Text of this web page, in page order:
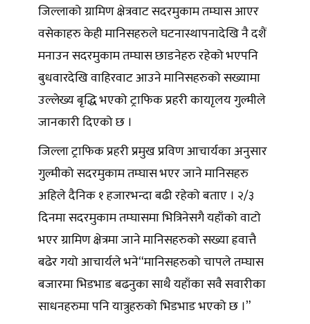
जिल्लाको ग्रामिण क्षेत्रवाट सदरमुकाम तम्घास आएर
वसेकाहरु केही मानिसहरुले घटनास्थापनादेखि नै दशैं
मनाउन सदरमुकाम तम्घास छाडनेहरु रहेको भएपनि
बुधवारदेखि वाहिरवाट आउने मानिसहरुको सख्यामा
उल्लेख्य बृद्धि भएको ट्राफिक प्रहरी कायाृलय गुल्मीले
जानकारी दिएको छ ।
जिल्ला ट्राफिक प्रहरी प्रमुख प्रविण आचार्यका अनुसार
गुल्मीको सदरमुकाम तम्घास भएर जाने मानिसहरु
अहिले दैनिक १ हजारभन्दा बढी रहेको बताए । २/३
दिनमा सदरमुकाम तम्घासमा भित्रिनेसगै यहाँको वाटो
भएर ग्रामिण क्षेत्रमा जाने मानिसहरुको सख्या ह्रवात्तै
बढेर गयो आचार्यले भने“मानिसहरुको चापले तम्घास
बजारमा भिडभाड बढनुका साथै यहाँका सवै सवारीका
साधनहरुमा पनि यात्रुहरुको भिडभाड भएको छ ।”